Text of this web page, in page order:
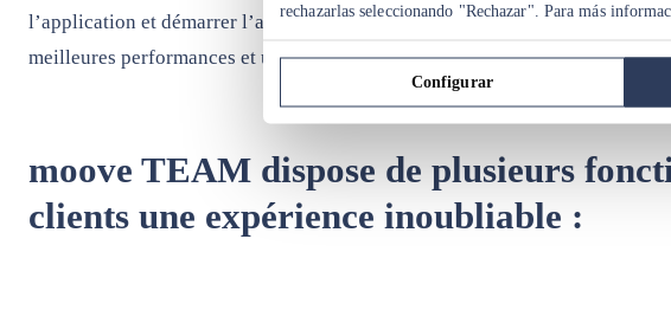
l’application et démarrer l’activité sur son appareil. Vous pouvez
meilleures performances et une autonomie suffisante pendant le jeu.
moove TEAM dispose de plusieurs
clients une expérience inoubliable :
rechazarlas seleccionando "Rechazar". Para más
Configurar